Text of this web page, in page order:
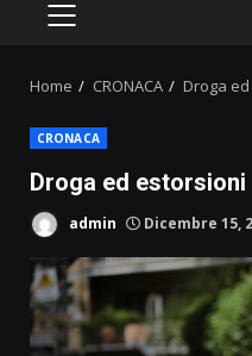
PRIMARY
Home CRONACA Droga
CRONACA
Droga ed estorsioni
admin Dicembre 15,